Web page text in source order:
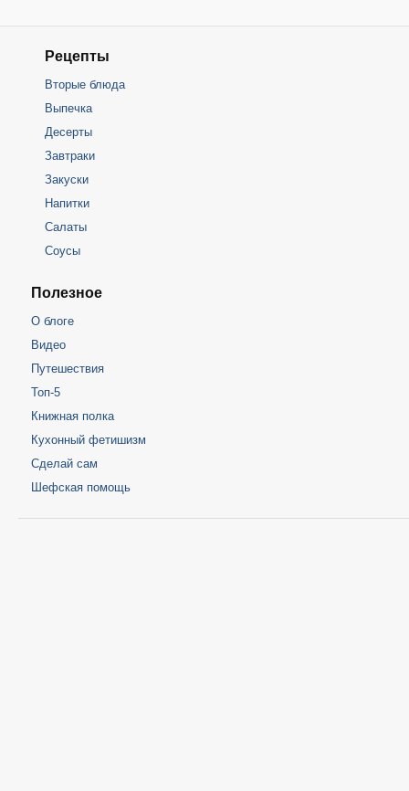
Рецепты
Вторые блюда
Выпечка
Десерты
Завтраки
Закуски
Напитки
Салаты
Соусы
Полезное
О блоге
Видео
Путешествия
Топ-5
Книжная полка
Кухонный фетишизм
Сделай сам
Шефская помощь